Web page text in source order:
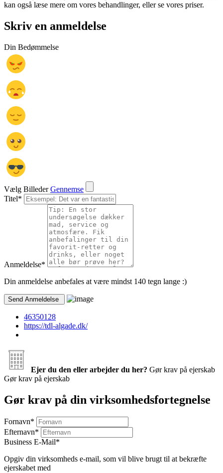
kan også læse mere om vores behandlinger, eller se vores priser.
Skriv en anmeldelse
Din Bedømmelse
Vælg Billeder Gennemse
Titel*
Anmeldelse*
Din anmeldelse anbefales at være mindst 140 tegn lange :)
46350128
https://tdl-algade.dk/
Ejer du den eller arbejder du her? Gør krav på ejerskab
Gør krav på ejerskab
Gør krav på din virksomhedsfortegnelse
Fornavn*
Efternavn*
Business E-Mail*
Opgiv din virksomheds e-mail, som vil blive brugt til at bekræfte
ejerskabet med